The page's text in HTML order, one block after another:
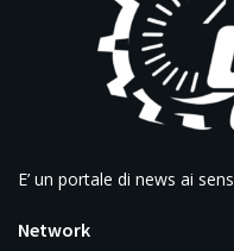
E’ un portale di news ai
Network